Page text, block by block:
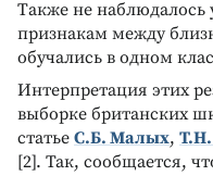
Tакже не наблюдалось
признакам между
обучались в одном
Интерпретация этих
выборке британских
статье С.Б. Малых,
[2]. Так, сообщается,